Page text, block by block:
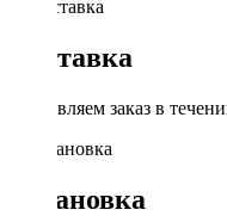
Доставка
Доставляем заказ в
Установка